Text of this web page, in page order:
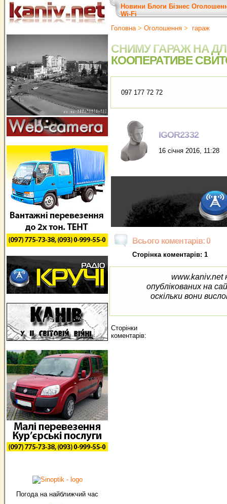
Погода на найближчий час
Новини Блоги Бізнес
Wi-Fi
Головна> Оголошення > гараж
СНИМУ ГАРАЖ НА
КООПЕРАТИВЕ
097 177 72 72
IGOR2332
16 січня 2016, 11:28
Всього коментарів: 0
Сторінка коментарів: 1
www.kaniv.net
опублікованих на
оскільки вони
Сторінки
коментарів: